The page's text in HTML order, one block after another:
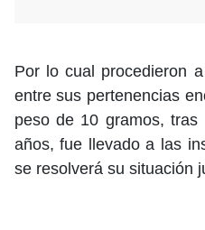
Por lo cual procedieron
entre sus pertenencias
peso de 10 gramos,
años, fue llevado a las
se resolverá su situación